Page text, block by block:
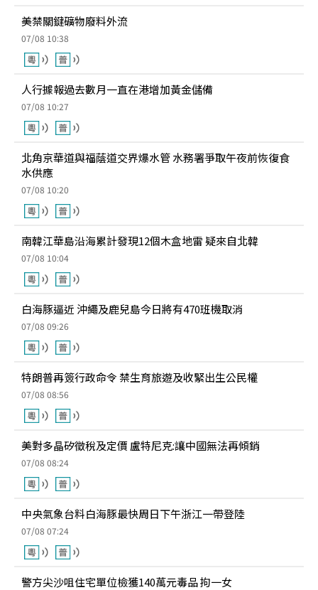
美禁關鍵礦物廢料外流
07/08 10:38
人行據報過去數月一直在港增加黃金儲備
07/08 10:27
北角京華道與福蔭道交界爆水管 水務署爭取午夜前恢復食
水供應
07/08 10:20
南韓江華島沿海累計發現12個木盒地雷 疑來自北韓
07/08 10:04
白海豚逼近 沖繩及鹿兒島今日將有470班機取消
07/08 09:26
特朗普再簽行政命令 禁生育旅遊及收緊出生公民權
07/08 08:56
美對多晶矽徵稅及定價 盧特尼克:讓中國無法再傾銷
07/08 08:24
中央氣象台料白海豚最快周日下午浙江一帶登陸
07/08 07:24
警方尖沙咀住宅單位檢獲140萬元毒品 拘一女